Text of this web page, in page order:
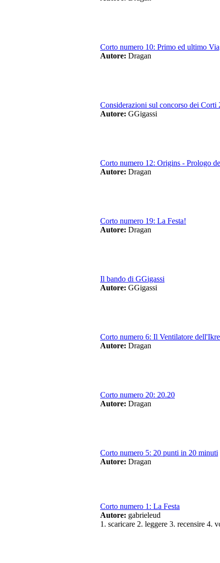
Corto numero 10: Primo ed ultimo
Autore: Dragan
Considerazioni sul concorso dei Corti
Autore: GGigassi
Corto numero 12: Origins - Prologo
Autore: Dragan
Corto numero 19: La Festa!
Autore: Dragan
Il bando di GGigassi
Autore: GGigassi
Corto numero 6: Il Ventilatore
Autore: Dragan
Corto numero 20: 20.20
Autore: Dragan
Corto numero 5: 20 punti in 20 minuti
Autore: Dragan
Corto numero 1: La Festa
Autore: gabrieleud
1. scaricare 2. leggere 3. recensire 4.